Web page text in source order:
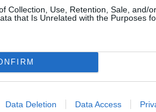
Collection, Use, Retention, Sale, and/
that Is Unrelated with the Purposes
Data Deletion Data Access
sääntöihin.